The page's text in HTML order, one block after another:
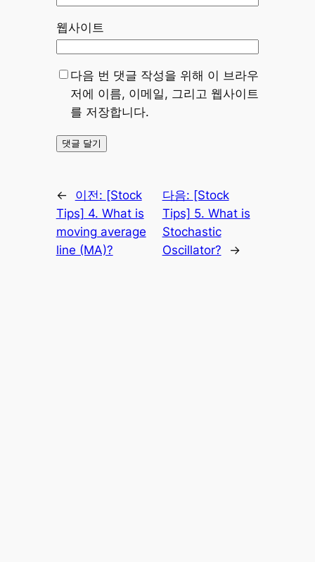
웹사이트
다음 번 댓글 작성을 위해 이 브라우
저에 이름, 이메일, 그리고 웹사이트
를 저장합니다.
← 이전: [Stock
Tips] 4. What is
moving average
line (MA)?
다음: [Stock
Tips] 5. What is
Stochastic
Oscillator?
→